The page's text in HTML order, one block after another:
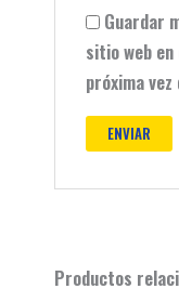
Guardar
sitio web
próxima
Productos